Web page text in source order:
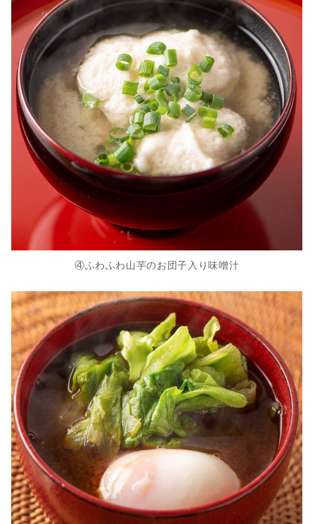
④ふわふわ山芋のお団子入り味噌汁